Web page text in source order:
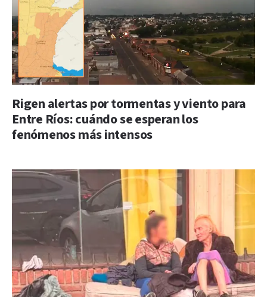
Rigen alertas por tormentas y viento para
Entre Ríos: cuándo se esperan los
fenómenos más intensos